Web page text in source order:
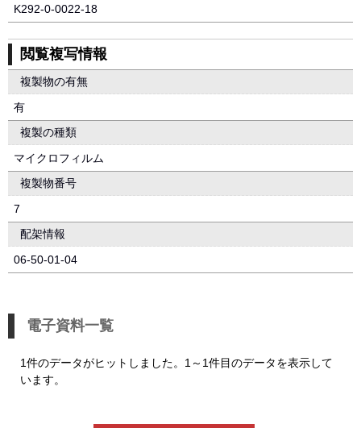
K292-0-0022-18
閲覧複写情報
複製物の有無
有
複製の種類
マイクロフィルム
複製物番号
7
配架情報
06-50-01-04
電子資料一覧
1件のデータがヒットしました。1～1件目のデータを表示して
います。